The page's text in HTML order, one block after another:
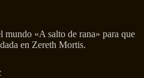
mundo «A salto de rana» para que
en Zereth Mortis.